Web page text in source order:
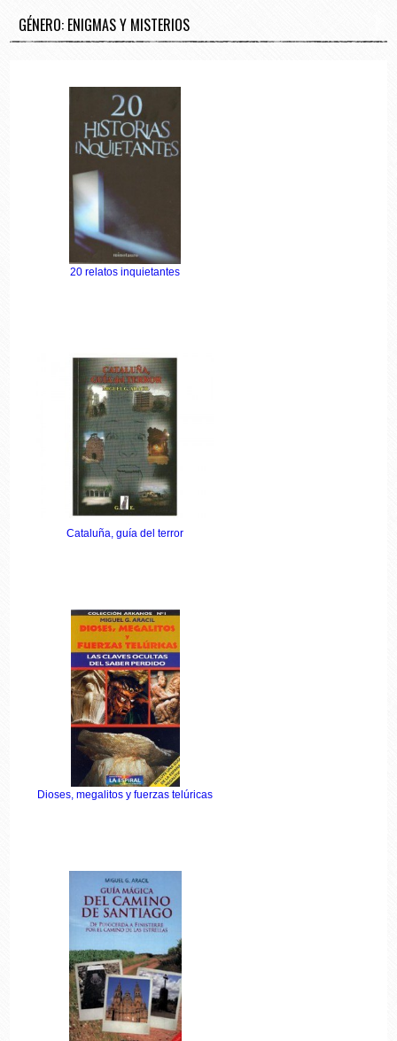
GÉNERO: ENIGMAS Y MISTERIOS
20 relatos inquietantes
Cataluña, guía del terror
Dioses, megalitos y fuerzas telúricas